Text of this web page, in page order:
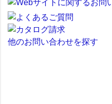
他のお問い合わせを探す